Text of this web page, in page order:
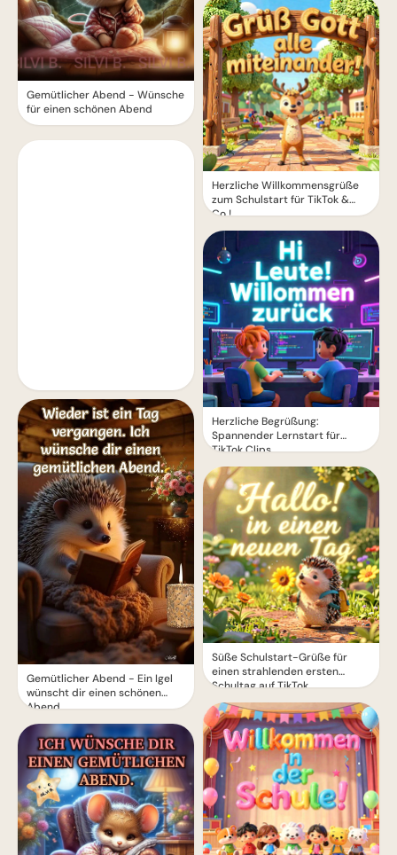
Gemütlicher Abend - Wünsche
für einen schönen Abend
Gemütlicher Abend - Ein Igel
wünscht dir einen schönen
Abend
Herzliche Willkommensgrüße
zum Schulstart für TikTok &
Co.!
Herzliche Begrüßung:
Spannender Lernstart für
TikTok Clips
Süße Schulstart-Grüße für
einen strahlenden ersten
Schultag auf TikTok